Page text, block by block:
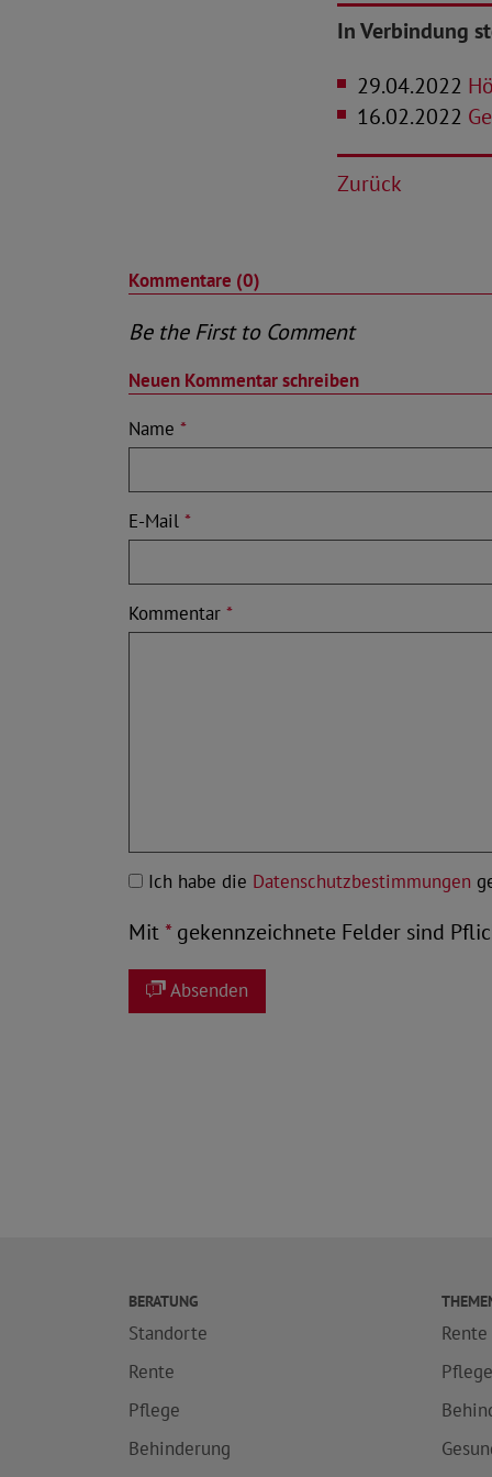
In Verbindung
29.04.2022
16.02.2022
Zurück
Kommentare (0)
Be the First to Comment
Neuen Kommentar schreiben
Name *
E-Mail *
Kommentar *
Ich habe die Datenschutzbestimmungen
Mit*gekennzeichnete Felder sind
Absenden
BERATUNG
Standorte
Rente
Pflege
Behinderung
Rente
Pflege